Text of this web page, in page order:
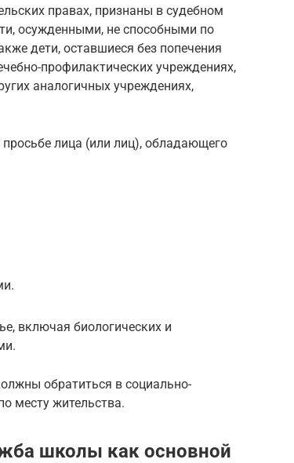
правах, признаны в судебном
осужденными, не способными по
дети, оставшиеся без попечения
профилактических учреждениях,
аналогичных учреждениях,
лица (или лиц), обладающего
включая биологических и
обратиться в социально-
месту жительства.
школы как основной